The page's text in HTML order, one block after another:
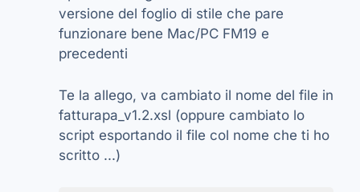
versione del foglio di stile che pare
funzionare bene Mac/PC FM19 e
precedenti
Te la allego, va cambiato il nome del file in
fatturapa_v1.2.xsl (oppure cambiato lo
script esportando il file col nome che ti ho
scritto ...)